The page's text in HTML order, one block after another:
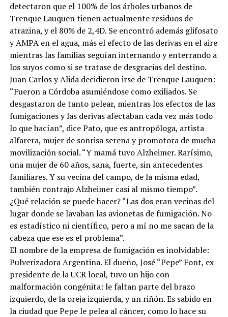
detectaron que el 100% de los árboles urbanos de
Trenque Lauquen tienen actualmente residuos de
atrazina, y el 80% de 2,4D. Se encontró además glifosato
y AMPA en el agua, más el efecto de las derivas en el aire
mientras las familias seguían internando y enterrando a
los suyos como si se tratase de desgracias del destino.
Juan Carlos y Alida decidieron irse de Trenque Lauquen:
“Fueron a Córdoba asumiéndose como exiliados. Se
desgastaron de tanto pelear, mientras los efectos de las
fumigaciones y las derivas afectaban cada vez más todo
lo que hacían”, dice Pato, que es antropóloga, artista
alfarera, mujer de sonrisa serena y promotora de mucha
movilización social. “Y mamá tuvo Alzheimer. Rarísimo,
una mujer de 60 años, sana, fuerte, sin antecedentes
familiares. Y su vecina del campo, de la misma edad,
también contrajo Alzheimer casi al mismo tiempo”.
¿Qué relación se puede hacer? “Las dos eran vecinas del
lugar donde se lavaban las avionetas de fumigación. No
es estadístico ni científico, pero a mí no me sacan de la
cabeza que ese es el problema”.
El nombre de la empresa de fumigación es inolvidable:
Pulverizadora Argentina. El dueño, José “Pepe” Font, ex
presidente de la UCR local, tuvo un hijo con
malformación congénita: le faltan parte del brazo
izquierdo, de la oreja izquierda, y un riñón. Es sabido en
la ciudad que Pepe le pelea al cáncer, como lo hace su